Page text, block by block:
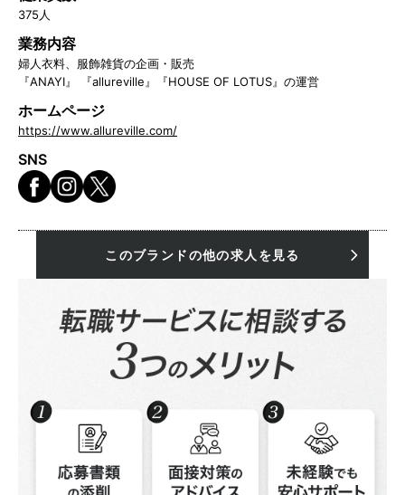
375人
業務内容
婦人衣料、服飾雑貨の企画・販売
『ANAYI』 『allureville』『HOUSE OF LOTUS』の運営
ホームページ
https://www.allureville.com/
SNS
このブランドの他の求人を見る